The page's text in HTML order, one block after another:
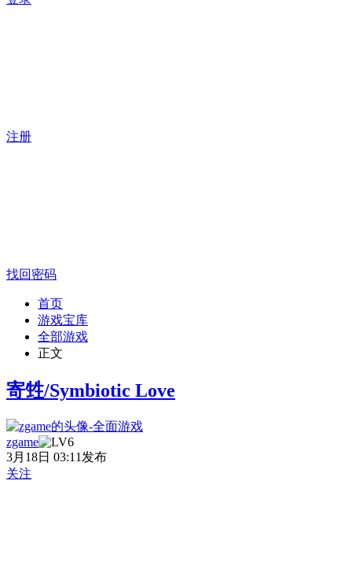
注册
找回密码
首页
游戏宝库
全部游戏
正文
寄甡/Symbiotic Love
zgame
3月18日 03:11发布
关注